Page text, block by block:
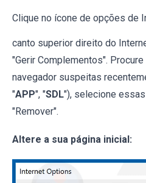
Clique no ícone de opções de
canto superior direito do
"Gerir Complementos".
navegador suspeitas
"APP", "SDL"), selecione
"Remover".
Altere a sua página inicial: